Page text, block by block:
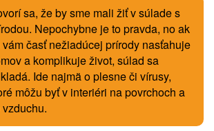
sa, že by sme mali žiť v súlade s
Nepochybne je to pravda, no ak
vám časť nežiadúcej prírody nasťahuje
a komplikuje život, súlad sa
Ide najmä o plesne či vírusy,
môžu byť v interiéri na povrchoch a